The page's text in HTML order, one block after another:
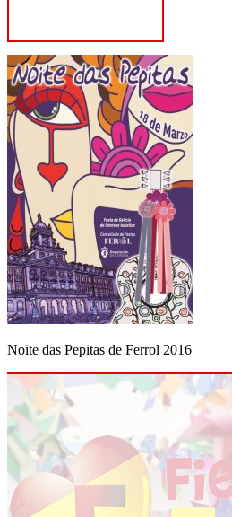
Noite das Pepitas de Ferrol 2016